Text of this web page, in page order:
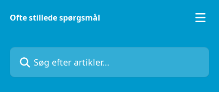
Ofte stillede spørgsmål
Søg efter artikler...